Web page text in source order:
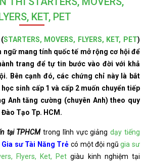
KET, PET
STARTERS, MOVERS, FLYERS, KET, PET)
ngữ mang tính quốc tế mở rộng cơ hội để
trang để tự tin bước vào đời với khả
Bên cạnh đó, các chứng chỉ này là bắt
sinh cấp 1 và cấp 2 muốn chuyển tiếp
Anh tăng cường (chuyên Anh) theo quy
Tạo Tp. HCM.
tại TPHCMtrong lĩnh vực giảngdạy tiếng
sư Tài Năng Trẻ có một đội ngũgia sư
Flyers, Ket, Pet giàu kinh nghiệm tại